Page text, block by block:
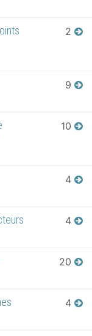
2
9
10
4
4
20
4